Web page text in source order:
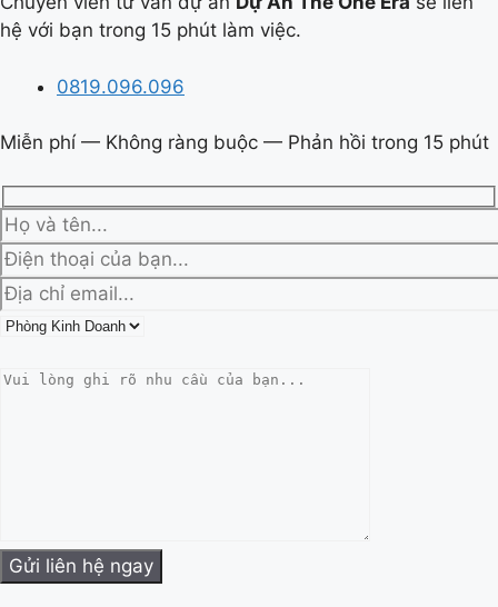
hệ với bạn trong 15 phút làm việc.
0819.096.096
Miễn phí — Không ràng buộc — Phản hồi trong 15 phút